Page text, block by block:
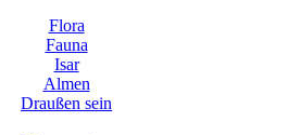
Flora
Fauna
Isar
Almen
Draußen sein